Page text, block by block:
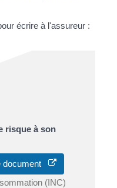
écrire à l'assureur :
risque à son
document
(INC)